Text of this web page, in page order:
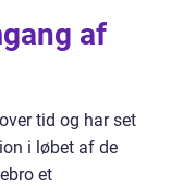
af
tid og har set
i løbet af de
et